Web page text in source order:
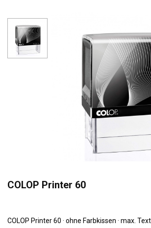
COLOP Printer 60
COLOP Printer 60 · ohne Farbkissen · max.